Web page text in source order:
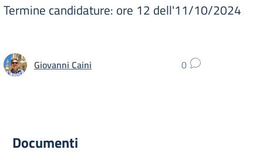
Termine candidature: ore 12 dell'11/10/2024
Giovanni Caini 0
Documenti